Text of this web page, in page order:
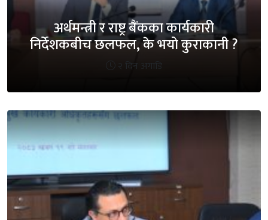
अर्थमन्त्री र राष्ट्र बैंकका कार्यकारी
निर्देशकबीच छलफल, के भयो कुराकानी ?
२ दिन अगाडि